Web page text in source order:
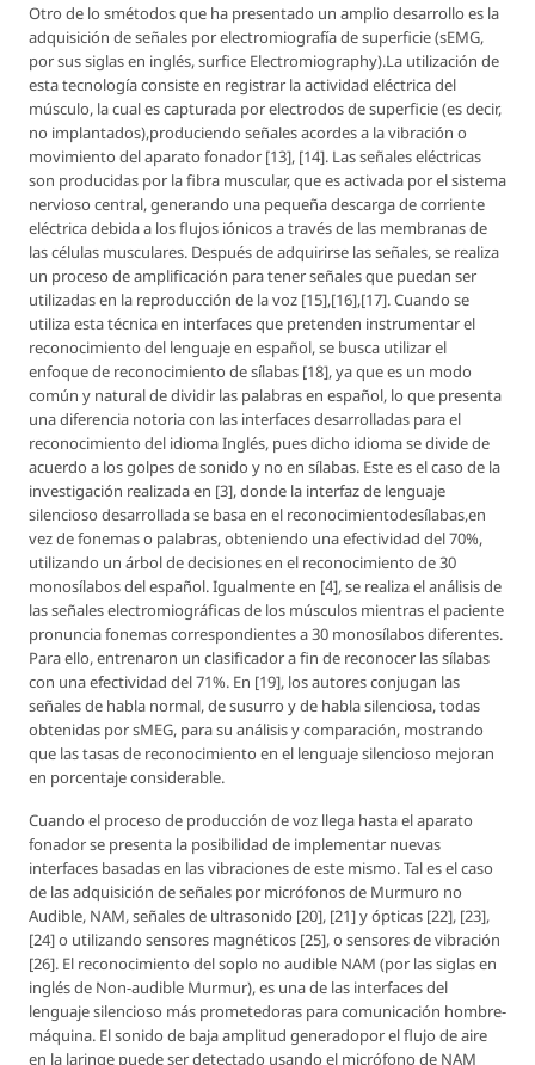
Otro de lo smétodos que ha presentado un amplio desarrollo es la
adquisición de señales por electromiografía de superficie (sEMG,
por sus siglas en inglés, surfice Electromiography).La utilización de
esta tecnología consiste en registrar la actividad eléctrica del
músculo, la cual es capturada por electrodos de superficie (es decir,
no implantados),produciendo señales acordes a la vibración o
movimiento del aparato fonador [13], [14]. Las señales eléctricas
son producidas por la fibra muscular, que es activada por el sistema
nervioso central, generando una pequeña descarga de corriente
eléctrica debida a los flujos iónicos a través de las membranas de
las células musculares. Después de adquirirse las señales, se realiza
un proceso de amplificación para tener señales que puedan ser
utilizadas en la reproducción de la voz [15],[16],[17]. Cuando se
utiliza esta técnica en interfaces que pretenden instrumentar el
reconocimiento del lenguaje en español, se busca utilizar el
enfoque de reconocimiento de sílabas [18], ya que es un modo
común y natural de dividir las palabras en español, lo que presenta
una diferencia notoria con las interfaces desarrolladas para el
reconocimiento del idioma Inglés, pues dicho idioma se divide de
acuerdo a los golpes de sonido y no en sílabas. Este es el caso de la
investigación realizada en [3], donde la interfaz de lenguaje
silencioso desarrollada se basa en el reconocimientodesílabas,en
vez de fonemas o palabras, obteniendo una efectividad del 70%,
utilizando un árbol de decisiones en el reconocimiento de 30
monosílabos del español. Igualmente en [4], se realiza el análisis de
las señales electromiográficas de los músculos mientras el paciente
pronuncia fonemas correspondientes a 30 monosílabos diferentes.
Para ello, entrenaron un clasificador a fin de reconocer las sílabas
con una efectividad del 71%. En [19], los autores conjugan las
señales de habla normal, de susurro y de habla silenciosa, todas
obtenidas por sMEG, para su análisis y comparación, mostrando
que las tasas de reconocimiento en el lenguaje silencioso mejoran
en porcentaje considerable.
Cuando el proceso de producción de voz llega hasta el aparato
fonador se presenta la posibilidad de implementar nuevas
interfaces basadas en las vibraciones de este mismo. Tal es el caso
de las adquisición de señales por micrófonos de Murmuro no
Audible, NAM, señales de ultrasonido [20], [21] y ópticas [22], [23],
[24] o utilizando sensores magnéticos [25], o sensores de vibración
[26]. El reconocimiento del soplo no audible NAM (por las siglas en
inglés de Non-audible Murmur), es una de las interfaces del
lenguaje silencioso más prometedoras para comunicación hombre-
máquina. El sonido de baja amplitud generadopor el flujo de aire
en la laringe puede ser detectado usando el micrófono de NAM